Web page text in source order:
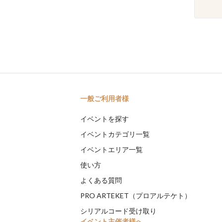
一般ご利用者様
イベントを探す
イベントカテゴリ一覧
イベントエリア一覧
使い方
よくある質問
PRO ARTEKET（プロアルテケト）
シリアルコード受け取り